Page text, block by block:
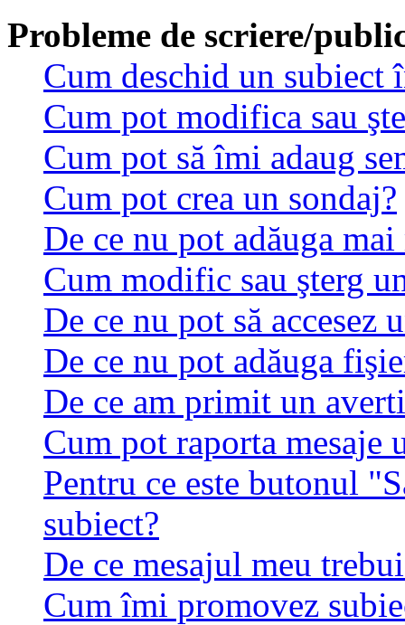
Probleme de scriere/
Cum deschid un subiect
Cum pot modifica sau
Cum pot să îmi adaug
Cum pot crea un sondaj?
De ce nu pot adăuga
Cum modific sau şterg
De ce nu pot să accesez
De ce nu pot adăuga
De ce am primit un
Cum pot raporta mesaje
Pentru ce este butonul
subiect?
De ce mesajul meu
Cum îmi promovez